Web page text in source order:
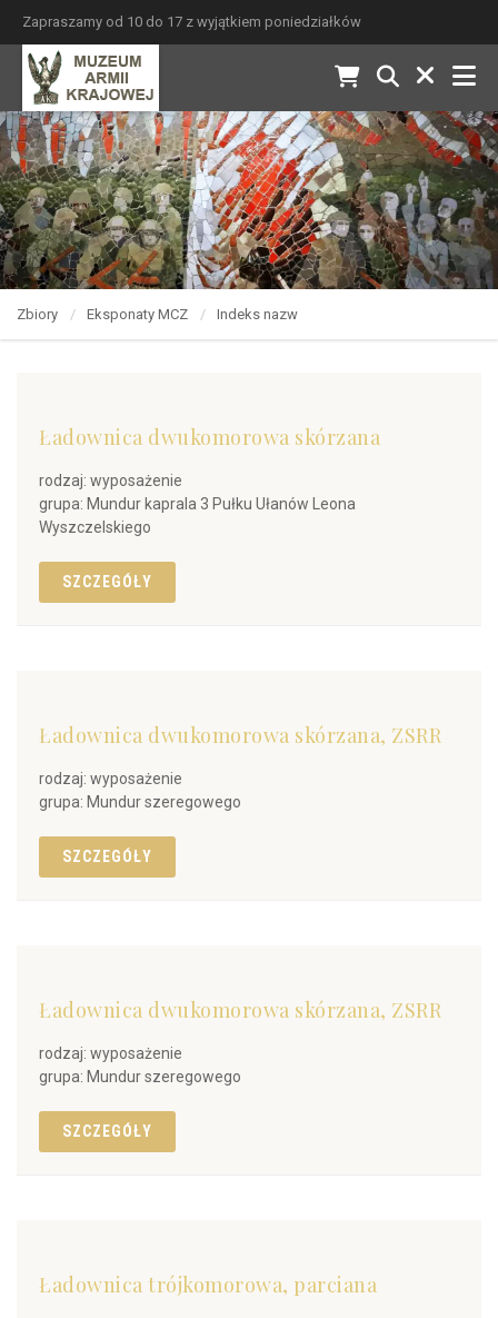
Zapraszamy od 10 do 17 z wyjątkiem poniedziałków
Zbiory Eksponaty MCZ Indeks nazw
Ładownica dwukomorowa skórzana
rodzaj: wyposażenie
grupa: Mundur kaprala 3 Pułku Ułanów Leona
Wyszczelskiego
SZCZEGÓŁY
Ładownica dwukomorowa skórzana, ZSRR
rodzaj: wyposażenie
grupa: Mundur szeregowego
SZCZEGÓŁY
Ładownica dwukomorowa skórzana, ZSRR
rodzaj: wyposażenie
grupa: Mundur szeregowego
SZCZEGÓŁY
Ładownica trójkomorowa, parciana